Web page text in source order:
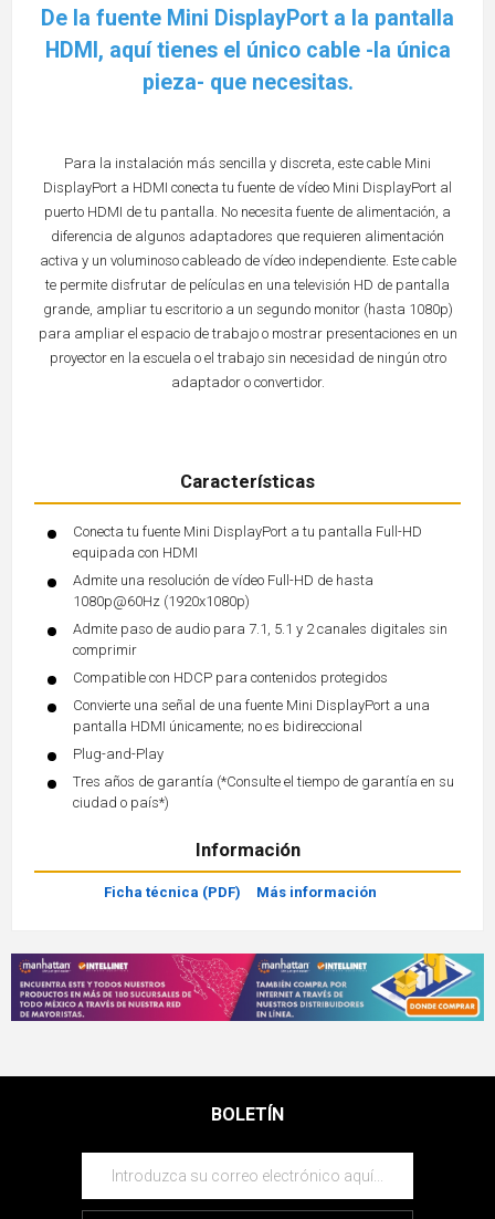
De la fuente Mini DisplayPort a la pantalla
HDMI, aquí tienes el único cable -la única
pieza- que necesitas.
Para la instalación más sencilla y discreta, este cable Mini
DisplayPort a HDMI conecta tu fuente de vídeo Mini DisplayPort al
puerto HDMI de tu pantalla. No necesita fuente de alimentación, a
diferencia de algunos adaptadores que requieren alimentación
activa y un voluminoso cableado de vídeo independiente. Este cable
te permite disfrutar de películas en una televisión HD de pantalla
grande, ampliar tu escritorio a un segundo monitor (hasta 1080p)
para ampliar el espacio de trabajo o mostrar presentaciones en un
proyector en la escuela o el trabajo sin necesidad de ningún otro
adaptador o convertidor.
Características
Conecta tu fuente Mini DisplayPort a tu pantalla Full-HD
equipada con HDMI
Admite una resolución de vídeo Full-HD de hasta
1080p@60Hz (1920x1080p)
Admite paso de audio para 7.1, 5.1 y 2 canales digitales sin
comprimir
Compatible con HDCP para contenidos protegidos
Convierte una señal de una fuente Mini DisplayPort a una
pantalla HDMI únicamente; no es bidireccional
Plug-and-Play
Tres años de garantía (*Consulte el tiempo de garantía en su
ciudad o país*)
Información
Ficha técnica (PDF) Más información
BOLETÍN